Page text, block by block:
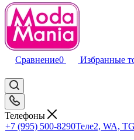
Сравнение0 Избранные
Телефоны
+7 (995) 500-8290Теле2, WA,